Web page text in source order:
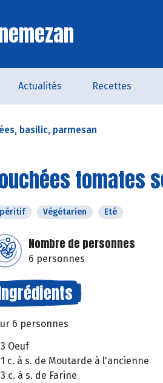
Actualités Recettes
basilic, parmesan
tomates
Végétarien Eté
Nombre de personnes
6 personnes
6 personnes
3 Oeuf
1 c. à s. de Moutarde à l'ancienne
3 c. à s. de Farine